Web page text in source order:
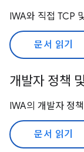
IWA와 직접 TCP
문서 읽기
개발자 정책
IWA의 개발자 정
문서 읽기